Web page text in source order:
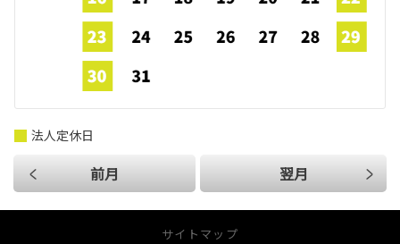
前月 翌月
法人定休日
サイトマップ